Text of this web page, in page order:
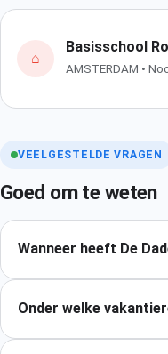
⌂
Basisschool
AMSTERDAM •
VEELGESTELDE VRAGEN
Goed om te weten
Wanneer heeft De
Onder welke